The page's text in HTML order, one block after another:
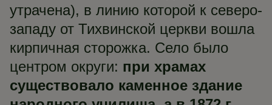
утрачена), в линию которой к северо-
западу от Тихвинской церкви вошла
кирпичная сторожка. Село было
центром округи: при храмах
существовало каменное здание